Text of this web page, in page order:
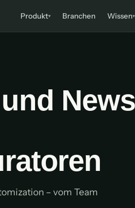
Produkt▾ Branchen Wissen▾
News
– vom Team